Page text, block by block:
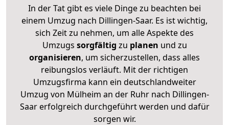
In der Tat gibt es viele Dinge zu beachten bei
einem Umzug nach Dillingen-Saar. Es ist wichtig,
sich Zeit zu nehmen, um alle Aspekte des
Umzugs sorgfältig zu planen und zu
organisieren, um sicherzustellen, dass alles
reibungslos verläuft. Mit der richtigen
Umzugsfirma kann ein deutschlandweiter
Umzug von Mülheim an der Ruhr nach Dillingen-
Saar erfolgreich durchgeführt werden und dafür
sorgen wir.